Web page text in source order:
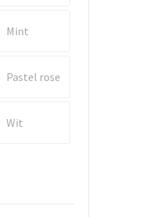
Mint
Pastel rose
Wit